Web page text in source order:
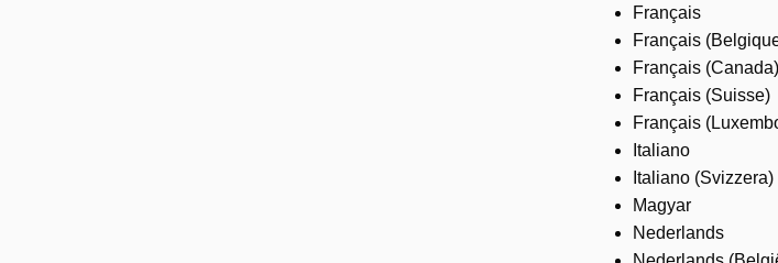
Français
Français
Français (Canada)
Français (Suisse)
Français
Italiano
Italiano (Svizzera)
Magyar
Nederlands